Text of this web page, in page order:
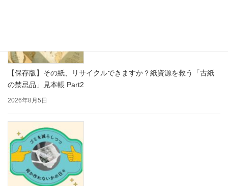
【保存版】その紙、リサイクルできますか？紙資源を救う「古紙
の禁忌品」見本帳 Part2
2026年8月5日